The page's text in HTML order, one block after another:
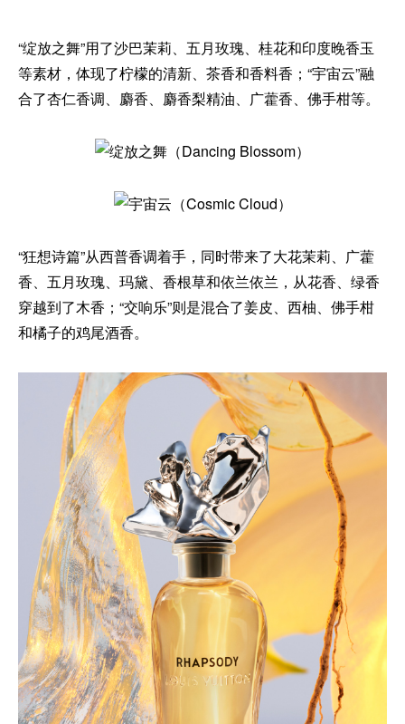
“绽放之舞”用了沙巴茉莉、五月玫瑰、桂花和印度晚香玉
等素材，体现了柠檬的清新、茶香和香料香；“宇宙云”融
合了杏仁香调、麝香、麝香梨精油、广藿香、佛手柑等。
“狂想诗篇”从西普香调着手，同时带来了大花茉莉、广藿
香、五月玫瑰、玛黛、香根草和依兰依兰，从花香、绿香
穿越到了木香；“交响乐”则是混合了姜皮、西柚、佛手柑
和橘子的鸡尾酒香。